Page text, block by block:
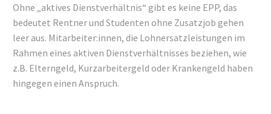
Ohne „aktives Dienstverhältnis“ gibt es keine EPP, das
bedeutet Rentner und Studenten ohne Zusatzjob gehen
leer aus. Mitarbeiter:innen, die Lohnersatzleistungen im
Rahmen eines aktiven Dienstverhältnisses beziehen, wie
z.B. Elterngeld, Kurzarbeitergeld oder Krankengeld haben
hingegen einen Anspruch.